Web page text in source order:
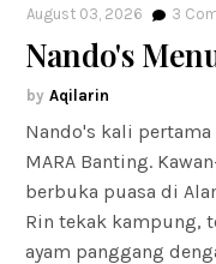
August 03, 2026 3
Nando's
Aqilarin
Nando's kali
MARA Banting.
berbuka puasa di
Rin tekak kampung,
ayam panggang